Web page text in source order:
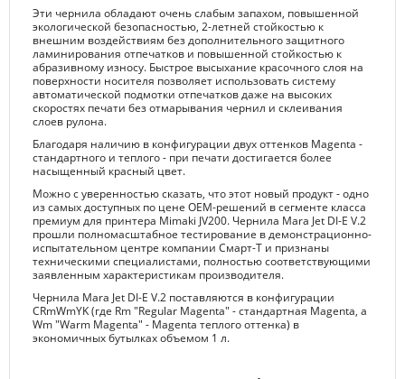
Эти чернила обладают очень слабым запахом, повышенной
экологической безопасностью, 2-летней стойкостью к
внешним воздействиям без дополнительного защитного
ламинирования отпечатков и повышенной стойкостью к
абразивному износу. Быстрое высыхание красочного слоя на
поверхности носителя позволяет использовать систему
автоматической подмотки отпечатков даже на высоких
скоростях печати без отмарывания чернил и склеивания
слоев рулона.
Благодаря наличию в конфигурации двух оттенков Magenta -
стандартного и теплого - при печати достигается более
насыщенный красный цвет.
Можно с уверенностью сказать, что этот новый продукт - одно
из самых доступных по цене ОЕМ-решений в сегменте класса
премиум для принтера Mimaki JV200. Чернила Mara Jet DI-E V.2
прошли полномасштабное тестирование в демонстрационно-
испытательном центре компании Смарт-Т и признаны
техническими специалистами, полностью соответствующими
заявленным характеристикам производителя.
Чернила Mara Jet DI-E V.2 поставляются в конфигурации
CRmWmYK (где Rm "Regular Magenta" - стандартная Magenta, а
Wm "Warm Magenta" - Magenta теплого оттенка) в
экономичных бутылках объемом 1 л.